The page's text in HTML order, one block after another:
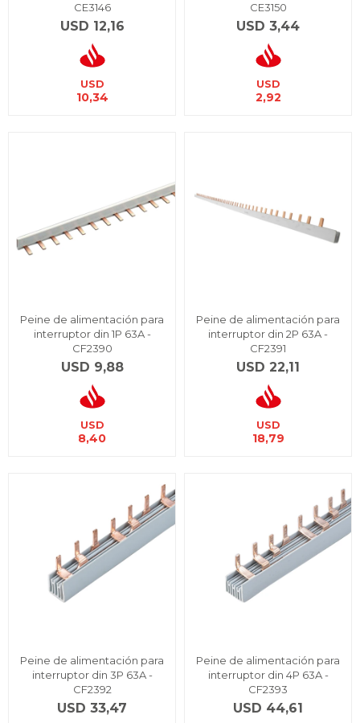
CE3146
USD 12,16
USD
10,34
CE3150
USD 3,44
USD
2,92
Peine de alimentación para
interruptor din 1P 63A -
CF2390
USD 9,88
USD
8,40
Peine de alimentación para
interruptor din 2P 63A -
CF2391
USD 22,11
USD
18,79
Peine de alimentación para
interruptor din 3P 63A -
CF2392
USD 33,47
Peine de alimentación para
interruptor din 4P 63A -
CF2393
USD 44,61